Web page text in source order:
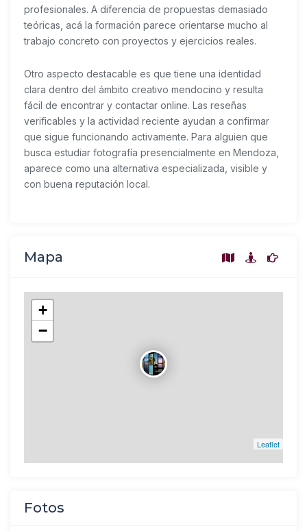
profesionales. A diferencia de propuestas demasiado
teóricas, acá la formación parece orientarse mucho al
trabajo concreto con proyectos y ejercicios reales.
Otro aspecto destacable es que tiene una identidad
clara dentro del ámbito creativo mendocino y resulta
fácil de encontrar y contactar online. Las reseñas
verificables y la actividad reciente ayudan a confirmar
que sigue funcionando activamente. Para alguien que
busca estudiar fotografía presencialmente en Mendoza,
aparece como una alternativa especializada, visible y
con buena reputación local.
Mapa
+
−
Leaflet
Fotos